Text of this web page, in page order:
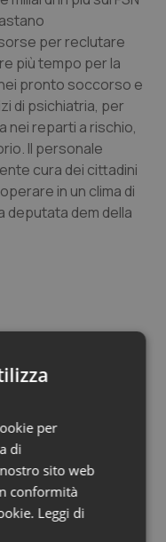
Ulcerosa
per reclutare
più tempo per la
pronto soccorso e
di psichiatria, per
nei reparti a rischio,
Il personale
cura dei cittadini
in un clima di
deputata dem della
Le donne
QS Pro
per
di
sito web
conformità
Leggi di